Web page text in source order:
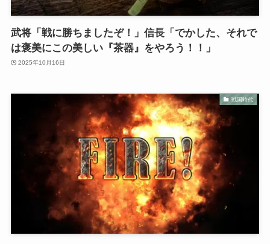
武将「戦に勝ちましたぞ！」信長「でかした、それで
は褒美にこの美しい『茶器』をやろう！！」
2025年10月16日
戦国時代